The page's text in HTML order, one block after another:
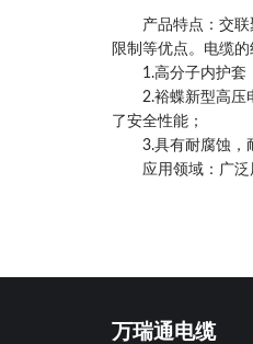
产品特点：交联聚
限制等优点。电缆
1.高分子内护套，
2.裕蝶新型高压电
了安全性能；
3.具有耐腐蚀，耐
应用领域：广泛用
万瑞通电缆